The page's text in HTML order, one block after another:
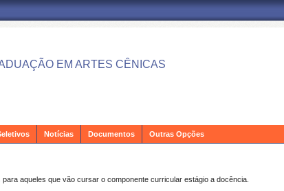
EM ARTES CÊNICAS
Notícias Documentos Outras Opções
aqueles que vão cursar o componente curricular estágio a docência.